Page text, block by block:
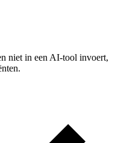
niet in een AI-tool invoert,